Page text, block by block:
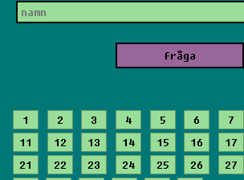
1 2 3 4 5 6 7
11
12 13 14 15 16 17
21
22 23 24 25 26 27